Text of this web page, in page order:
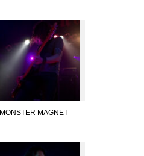
MONSTER MAGNET